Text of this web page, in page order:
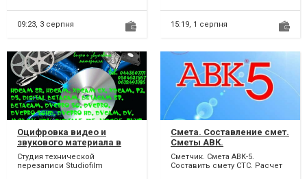
перекладу та легалізації...
09:23, 3 серпня
єдиним податком. Терміново
та відповідаль...
15:19, 1 серпня
Оцифровка видео и
звукового материала в
Киеве студия Studiofilm
Студия технической
перезаписи Studiofilm
Смета. Составление смет.
Сметы АВК.
Сметчик. Смета АВК-5.
Составить смету СТС. Расчет